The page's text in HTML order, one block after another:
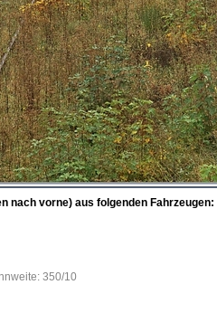
vorne) aus folgenden
350/10